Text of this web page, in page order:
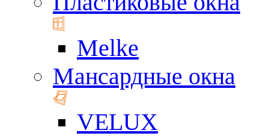
Melke
Мансардные окна
VELUX